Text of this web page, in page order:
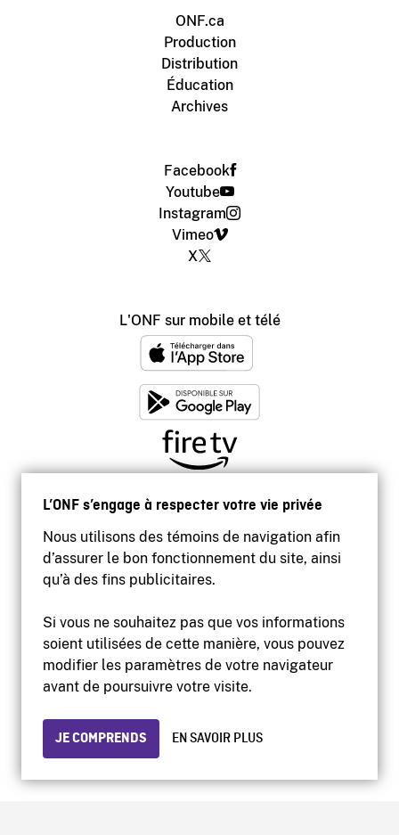
L’ONF s’engage à respecter votre vie privée
Nous utilisons des témoins de navigation afin
d’assurer le bon fonctionnement du site, ainsi
qu’à des fins publicitaires.
Si vous ne souhaitez pas que vos informations
soient utilisées de cette manière, vous pouvez
modifier les paramètres de votre navigateur
avant de poursuivre votre visite.
JE COMPRENDS EN SAVOIR PLUS
ONF.ca
Production
Distribution
Éducation
Archives
Facebook
Youtube
Instagram
Vimeo
X
L'ONF sur mobile et télé
Accessibilité
Site institutionnel
Protection des renseignements personnels
© 2026 Office national du film du Canada